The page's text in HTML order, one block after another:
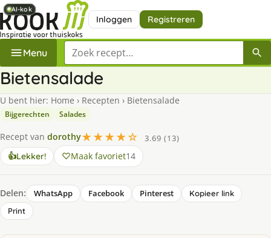
Inloggen Registreren
Menu Zoek een recept
Bietensalade
U bent hier: Home › Recepten › Bietensalade
Bijgerechten Salades
Recept van dorothy★★★★☆
3.69 (13)
👍Lekker! Maak favoriet14
Delen: WhatsApp Facebook Pinterest
Kopieer link
Print
AI-kok
AI-kok
AI-kok
AI-kok